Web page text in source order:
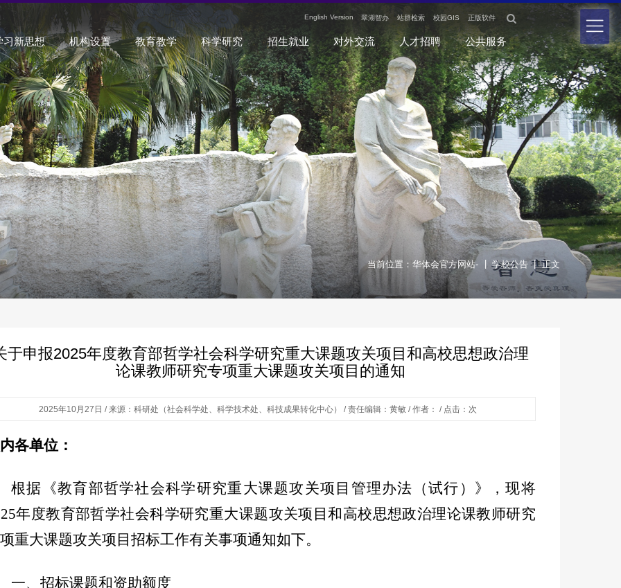
English Version 翠湖智办 站群检索 校园GIS 正版软件 
习新思想 机构设置 教育教学 科学研究 招生就业 对外交流 人才招聘 公共服务
当前位置：华体会官方网站- | 学校公告 | 正文
于申报2025年度教育部哲学社会科学研究重大课题攻关项目和高校思想政治理
论课教师研究专项重大课题攻关项目的通知
2025年10月27日 / 来源：科研处（社会科学处、科学技术处、科技成果转化中心） / 责任编辑：黄敏 / 作者： / 点击： 次
各单位：
根据《教育部哲学社会科学研究重大课题攻关项目管理办法（试行）》，现将
年度教育部哲学社会科学研究重大课题攻关项目和高校思想政治理论课教师研究
重大课题攻关项目招标工作有关事项通知如下。
一、招标课题和资助额度